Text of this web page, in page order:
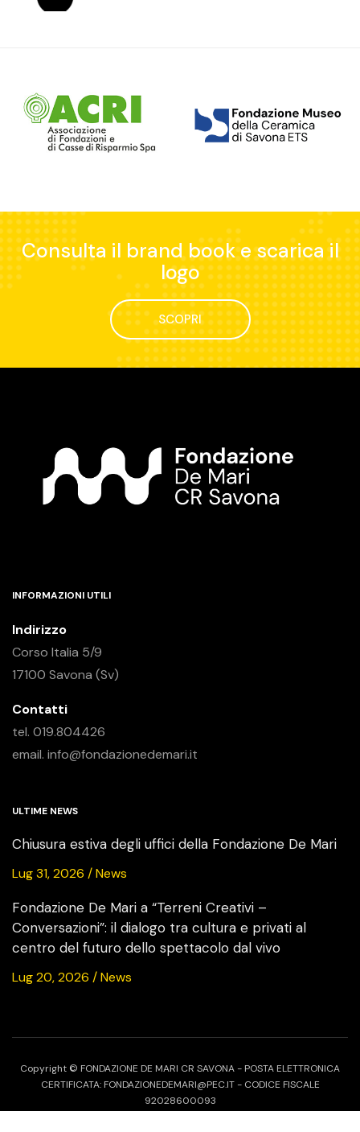
Consulta il brand book e scarica il
logo
SCOPRI
INFORMAZIONI UTILI
Indirizzo
Corso Italia 5/9
17100 Savona (Sv)
Contatti
tel. 019.804426
email. info@fondazionedemari.it
ULTIME NEWS
Chiusura estiva degli uffici della Fondazione De Mari
Lug 31, 2026 / News
Fondazione De Mari a “Terreni Creativi –
Conversazioni”: il dialogo tra cultura e privati al
centro del futuro dello spettacolo dal vivo
Lug 20, 2026 / News
Copyright © FONDAZIONE DE MARI CR SAVONA - POSTA ELETTRONICA
CERTIFICATA: FONDAZIONEDEMARI@PEC.IT - CODICE FISCALE
92028600093